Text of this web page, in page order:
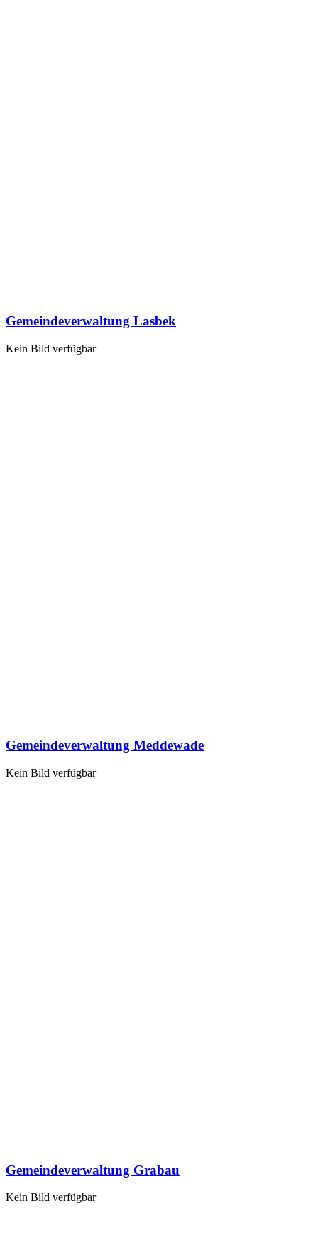
Gemeindeverwaltung Lasbek
Kein Bild verfügbar
Gemeindeverwaltung Meddewade
Kein Bild verfügbar
Gemeindeverwaltung Grabau
Kein Bild verfügbar